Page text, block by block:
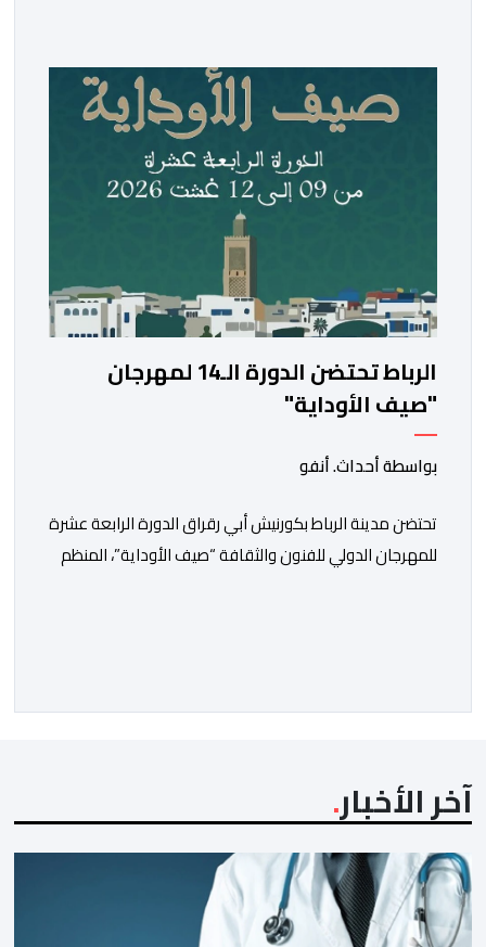
الجهوية لقطاع الثقافة مراكش -آسفي، تندرج ضمن انفتاح
الدار على مختلف المدن والجهات المغربية الجنوبية، وأيضا
من أجل المزيد من الانفتاح […]
الرباط تحتضن الدورة الـ14 لمهرجان
"صيف الأوداية"
بواسطة أحداث. أنفو
تحتضن مدينة الرباط بكورنيش أبي رقراق الدورة الرابعة عشرة
للمهرجان الدولي للفنون والثقافة “صيف الأوداية”، المنظم
الدولي للموسيقى/ الشريك الرسمي لليونسكو)، […]
آخر الأخبار